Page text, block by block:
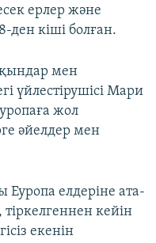
ерлер және
ден кіші болған.
мен
үйлестірушісі Мари
жол
әйелдер мен
Еуропа елдеріне ата-
кейін
екенін